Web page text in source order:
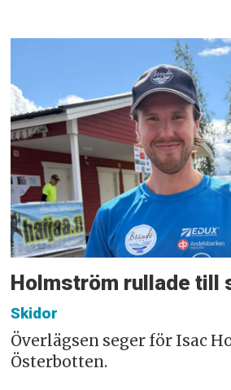
Holmström rullade till
Skidor
Överlägsen seger för Isac
Österbotten.